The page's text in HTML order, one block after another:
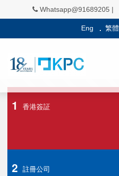
Whatsapp@91689205 |
Eng 繁體
KPC-HAPPY11
1 香港簽証
2 註冊公司